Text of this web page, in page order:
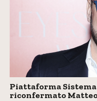
Piattaforma
riconfermato